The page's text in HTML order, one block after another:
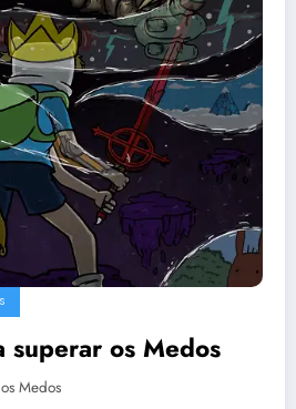
superar os Medos
Medos